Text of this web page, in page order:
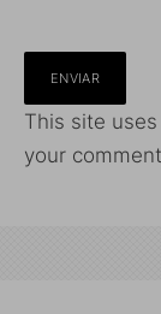
This site
your